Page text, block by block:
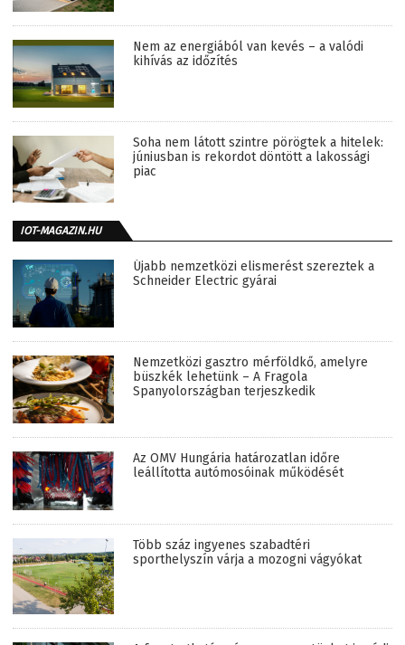
Nem az energiából van kevés – a valódi
kihívás az időzítés
Soha nem látott szintre pörögtek a hitelek:
júniusban is rekordot döntött a lakossági
piac
IOT-MAGAZIN.HU
Újabb nemzetközi elismerést szereztek a
Schneider Electric gyárai
Nemzetközi gasztro mérföldkő, amelyre
büszkék lehetünk – A Fragola
Spanyolországban terjeszkedik
Az OMV Hungária határozatlan időre
leállította autómosóinak működését
Több száz ingyenes szabadtéri
sporthelyszín várja a mozogni vágyókat